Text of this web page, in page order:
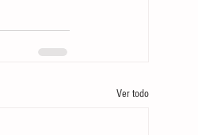
Ver todo